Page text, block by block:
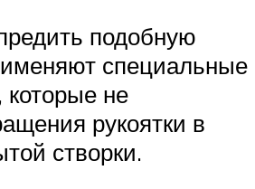
подобную
специальные
которые не
рукоятки в
створки.